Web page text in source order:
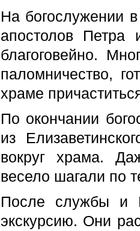
На богослужении
апостолов Петра
благоговейно.
паломничество,
храме
По окончании
из
вокруг храма.
весело шагали по
После службы и
экскурсию. Они